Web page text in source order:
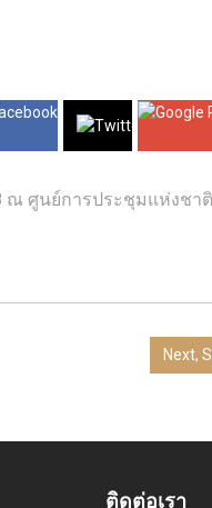
ณ ศูนย์การประชุมแห่งชา
Next,
ติดต่อเรา